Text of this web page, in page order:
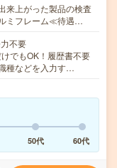
来上がった製品の検査
ミフレーム≪待遇…
不要
でもOK！履歴書不要
種などを入力す…
50代 60代